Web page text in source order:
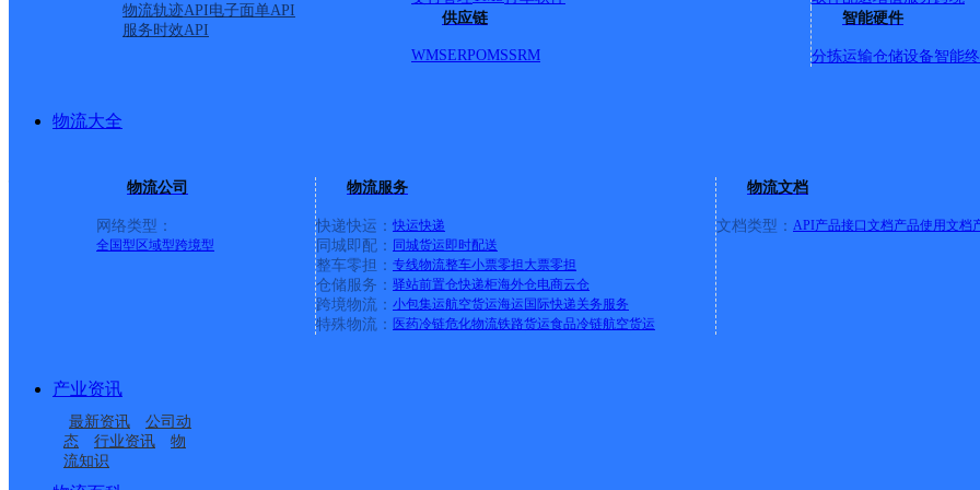
物流轨迹API电子面单API
服务时效API
供应链
WMSERPOMSSRM
智能硬件
分拣运输仓储设备智能
物流大全
物流公司
网络类型：
全国型 区域型跨境型
物流服务
快递快运： 快运快递
同城即配： 同城货运即时配送
整车零担： 专线物流整车小票零担大票零担
仓储服务： 驿站前置仓快递柜海外仓电商云仓
跨境物流： 小包集运航空货运海运 国际快递关务服务
特殊物流： 医药冷链危化物流铁路货运食品冷链航空货运
物流文档
文档类型： API产品接口文档产品使用文档
产业资讯
最新资讯
公司动
态
行业资讯
物
流知识
贵阳观山湖二部
地址：贵阳市观山湖区世纪城龙宇苑2-8门面
纪城美食城；金源街；福州街；龙晖苑小区；龙福苑小区；龙贤苑小区；龙泉苑小区；龙佑苑小区；龙琪苑小区；龙兴苑小
世纪城高级中学；世纪城小学；世纪城中学；龙盛苑小区；龙昌苑小区；龙喜苑小区；龙城一号；龙城庄园；龙慧苑小区；
心；居然之家；世纪金源财富中心A；B；C；D；E栋；金阳建设大厦；世纪金源大饭店；水电八局三公司；贵阳阳光医院；
山湖区第六中学；中渝万熙城；蓝带俱乐部；观山湖区区政府；西南五金市场；龙泉村委会；蓝天驾校；7天酒店；龙泉村安
护理职业学院；贵阳职业学院；贵州职业院（贵州电大）；贵阳奥体中心；贵州职业学院；中天帝景传说；金阳医院；中铁
中航城；金清大道二铺汽配城及红绿灯以下至金阳南路；二铺汽配红绿灯云谭南路口至云谭北路口；
地址：世纪城龙耀苑25栋1楼4号
贵阳市观山湖思杰便利店
顺丰速运 更多号码地址：龙福苑四栋一单元一楼三号